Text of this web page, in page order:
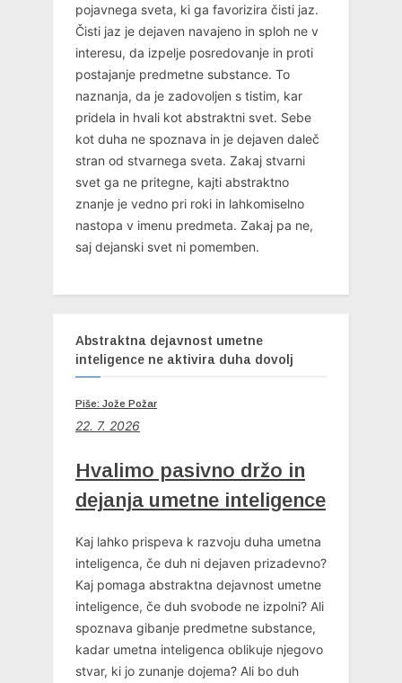
pojavnega sveta, ki ga favorizira čisti jaz.
Čisti jaz je dejaven navajeno in sploh ne v
interesu, da izpelje posredovanje in proti
postajanje predmetne substance. To
naznanja, da je zadovoljen s tistim, kar
pridela in hvali kot abstraktni svet. Sebe
kot duha ne spoznava in je dejaven daleč
stran od stvarnega sveta. Zakaj stvarni
svet ga ne pritegne, kajti abstraktno
znanje je vedno pri roki in lahkomiselno
nastopa v imenu predmeta. Zakaj pa ne,
saj dejanski svet ni pomemben.
Abstraktna dejavnost umetne
inteligence ne aktivira duha dovolj
Piše: Jože Požar
22. 7. 2026
Hvalimo pasivno držo in
dejanja umetne inteligence
Kaj lahko prispeva k razvoju duha umetna
inteligenca, če duh ni dejaven prizadevno?
Kaj pomaga abstraktna dejavnost umetne
inteligence, če duh svobode ne izpolni? Ali
spoznava gibanje predmetne substance,
kadar umetna inteligenca oblikuje njegovo
stvar, ki jo zunanje dojema? Ali bo duh